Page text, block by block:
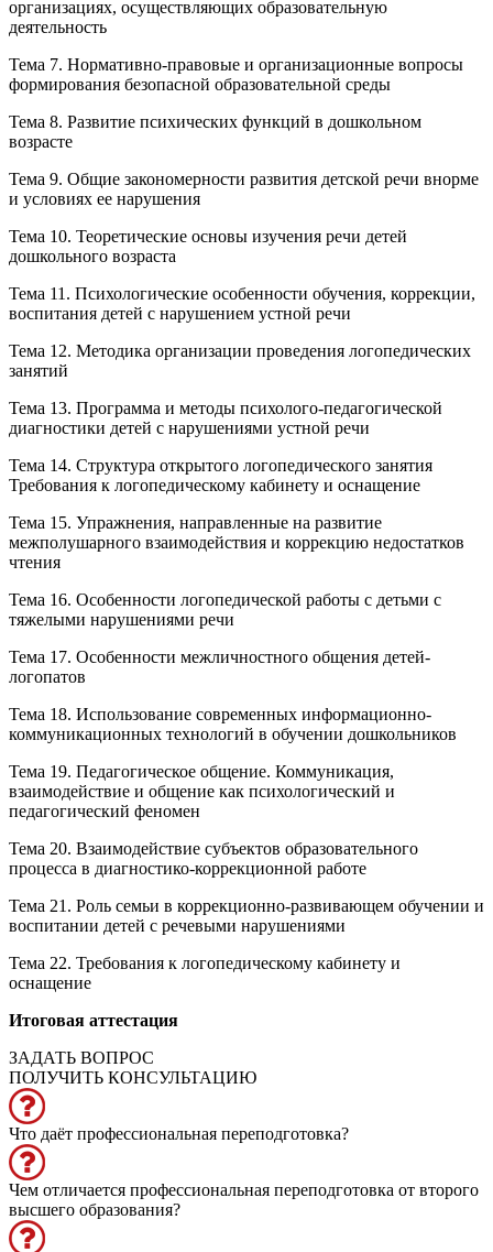
организациях, осуществляющих образовательную
деятельность
Тема 7. Нормативно-правовые и организационные вопросы
формирования безопасной образовательной среды
Тема 8. Развитие психических функций в дошкольном
возрасте
Тема 9. Общие закономерности развития детской речи внорме
и условиях ее нарушения
Тема 10. Теоретические основы изучения речи детей
дошкольного возраста
Тема 11. Психологические особенности обучения, коррекции,
воспитания детей с нарушением устной речи
Тема 12. Методика организации проведения логопедических
занятий
Тема 13. Программа и методы психолого-педагогической
диагностики детей с нарушениями устной речи
Тема 14. Структура открытого логопедического занятия
Требования к логопедическому кабинету и оснащение
Тема 15. Упражнения, направленные на развитие
межполушарного взаимодействия и коррекцию недостатков
чтения
Тема 16. Особенности логопедической работы с детьми с
тяжелыми нарушениями речи
Тема 17. Особенности межличностного общения детей-
логопатов
Тема 18. Использование современных информационно-
коммуникационных технологий в обучении дошкольников
Тема 19. Педагогическое общение. Коммуникация,
взаимодействие и общение как психологический и
педагогический феномен
Тема 20. Взаимодействие субъектов образовательного
процесса в диагностико-коррекционной работе
Тема 21. Роль семьи в коррекционно-развивающем обучении и
воспитании детей с речевыми нарушениями
Тема 22. Требования к логопедическому кабинету и
оснащение
Итоговая аттестация
ЗАДАТЬ ВОПРОС
ПОЛУЧИТЬ КОНСУЛЬТАЦИЮ
Что даёт профессиональная переподготовка?
Чем отличается профессиональная переподготовка от второго
высшего образования?